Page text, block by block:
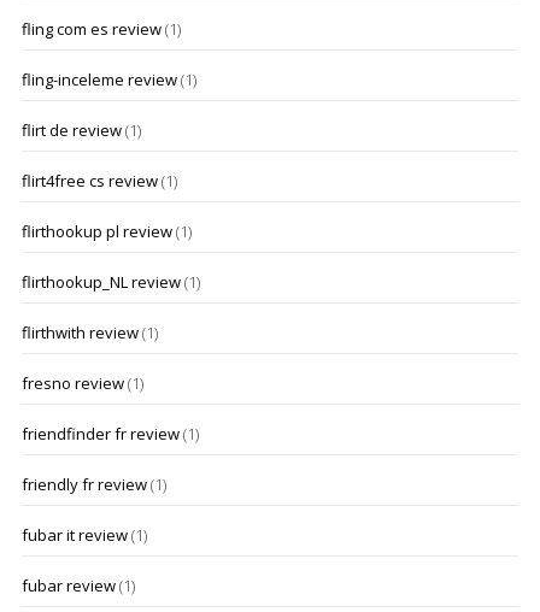
fling com es review(1)
fling-inceleme review(1)
flirt de review(1)
flirt4free cs review(1)
flirthookup pl review(1)
flirthookup_NL review(1)
flirthwith review(1)
fresno review(1)
friendfinder fr review(1)
friendly fr review(1)
fubar it review(1)
fubar review(1)